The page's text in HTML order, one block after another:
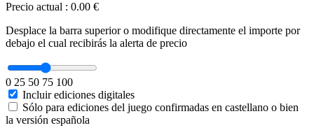
Precio actual : 0.00 €
Desplace la barra superior o modifique directamente el importe por
debajo el cual recibirás la alerta de precio
0 25 50 75 100
Incluir ediciones digitales
Sólo para ediciones del juego confirmadas en castellano o bien
la versión española